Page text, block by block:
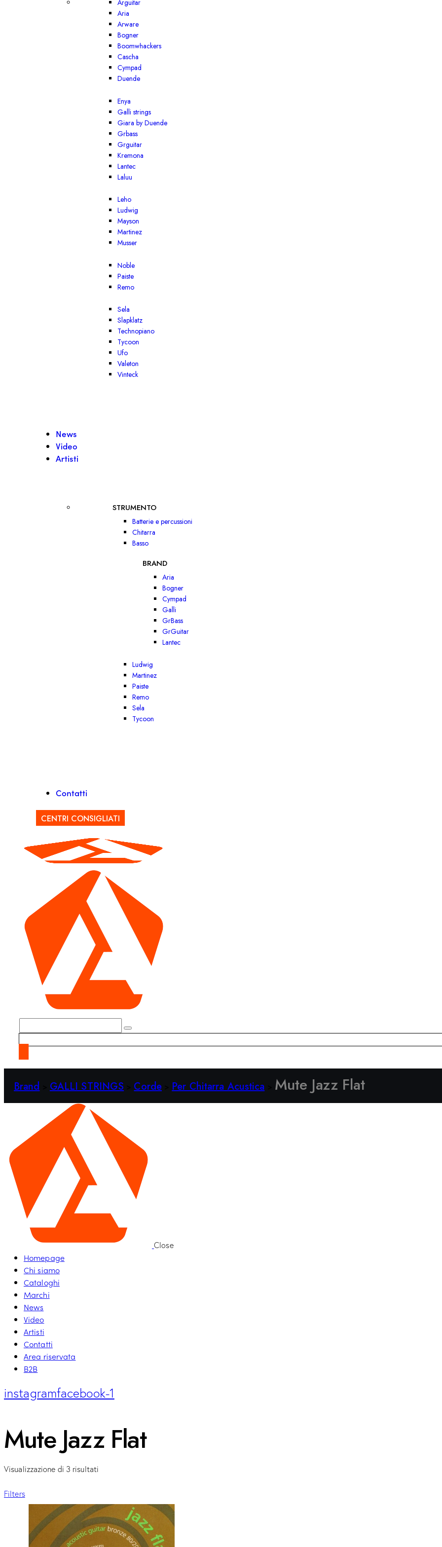
Arguitar
Aria
Arware
Bogner
Boomwhackers
Cascha
Cympad
Duende
Enya
Galli strings
Giara by Duende
Grbass
Grguitar
Kremona
Lantec
Laluu
Leho
Ludwig
Mayson
Martinez
Musser
Noble
Paiste
Remo
Sela
Slapklatz
Technopiano
Tycoon
Ufo
Valeton
Vinteck
News
Video
Artisti
STRUMENTO
Batterie e percussioni
Chitarra
Basso
BRAND
Aria
Bogner
Cympad
Galli
GrBass
GrGuitar
Lantec
Ludwig
Martinez
Paiste
Remo
Sela
Tycoon
Contatti
CENTRI CONSIGLIATI
Brand GALLI STRINGS Corde Per Chitarra Acustica Mute Jazz Flat
Close
Homepage
Chi siamo
Cataloghi
Marchi
News
Video
Artisti
Contatti
Area riservata
B2B
instagramfacebook-1
Mute Jazz Flat
Visualizzazione di 3 risultati
Filters